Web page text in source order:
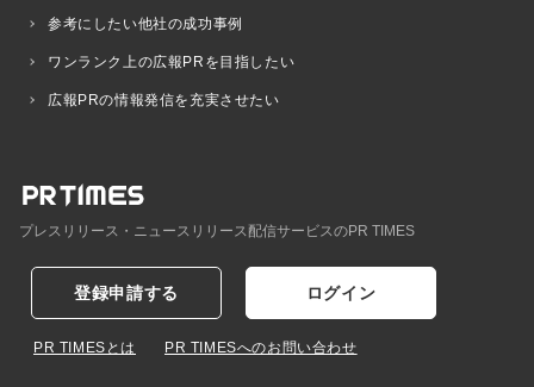
参考にしたい他社の成功事例
ワンランク上の広報PRを目指したい
広報PRの情報発信を充実させたい
プレスリリース・ニュースリリース配信サービスのPR TIMES
登録申請する ログイン
PR TIMESとは PR TIMESへのお問い合わせ